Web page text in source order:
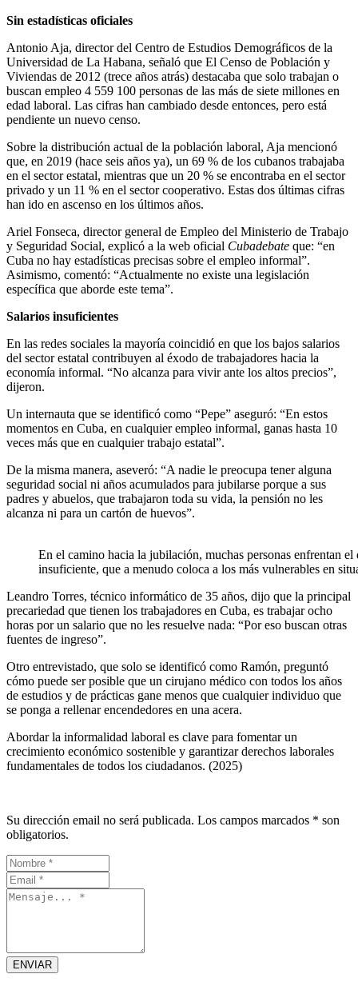
Sin estadísticas oficiales
Antonio Aja, director del Centro de Estudios Demográficos de la
Universidad de La Habana, señaló que El Censo de Población y
Viviendas de 2012 (trece años atrás) destacaba que solo trabajan o
buscan empleo 4 559 100 personas de las más de siete millones en
edad laboral. Las cifras han cambiado desde entonces, pero está
pendiente un nuevo censo.
Sobre la distribución actual de la población laboral, Aja mencionó
que, en 2019 (hace seis años ya), un 69 % de los cubanos trabajaba
en el sector estatal, mientras que un 20 % se encontraba en el sector
privado y un 11 % en el sector cooperativo. Estas dos últimas cifras
han ido en ascenso en los últimos años.
Ariel Fonseca, director general de Empleo del Ministerio de Trabajo
y Seguridad Social, explicó a la web oficial Cubadebate que: “en
Cuba no hay estadísticas precisas sobre el empleo informal”.
Asimismo, comentó: “Actualmente no existe una legislación
específica que aborde este tema”.
Salarios insuficientes
En las redes sociales la mayoría coincidió en que los bajos salarios
del sector estatal contribuyen al éxodo de trabajadores hacia la
economía informal. “No alcanza para vivir ante los altos precios”,
dijeron.
Un internauta que se identificó como “Pepe” aseguró: “En estos
momentos en Cuba, en cualquier empleo informal, ganas hasta 10
veces más que en cualquier trabajo estatal”.
De la misma manera, aseveró: “A nadie le preocupa tener alguna
seguridad social ni años acumulados para jubilarse porque a sus
padres y abuelos, que trabajaron toda su vida, la pensión no les
alcanza ni para un cartón de huevos”.
En el camino hacia la jubilación, muchas personas enfrentan el
insuficiente, que a menudo coloca a los más vulnerables en
Leandro Torres, técnico informático de 35 años, dijo que la principal
precariedad que tienen los trabajadores en Cuba, es trabajar ocho
horas por un salario que no les resuelve nada: “Por eso buscan otras
fuentes de ingreso”.
Otro entrevistado, que solo se identificó como Ramón, preguntó
cómo puede ser posible que un cirujano médico con todos los años
de estudios y de prácticas gane menos que cualquier individuo que
se ponga a rellenar encendedores en una acera.
Abordar la informalidad laboral es clave para fomentar un
crecimiento económico sostenible y garantizar derechos laborales
fundamentales de todos los ciudadanos. (2025)
Su dirección email no será publicada. Los campos marcados * son
obligatorios.